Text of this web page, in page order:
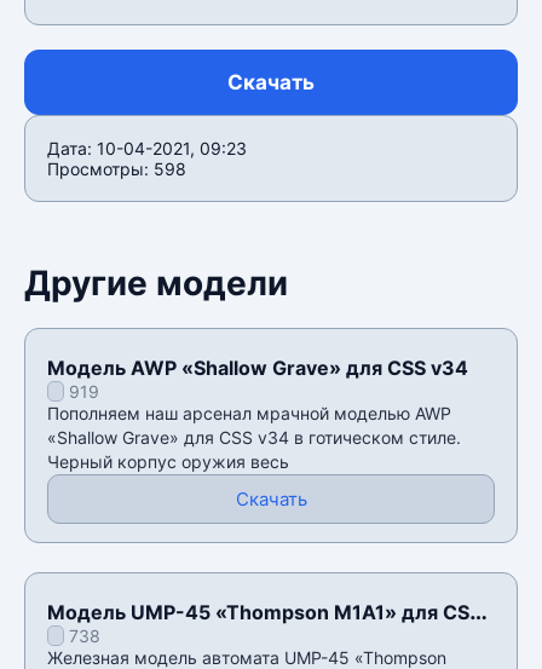
Скачать
Дата: 10-04-2021, 09:23
Просмотры: 598
Другие модели
Модель AWP «Shallow Grave» для CSS v34
919
Пополняем наш арсенал мрачной моделью AWP
«Shallow Grave» для CSS v34 в готическом стиле.
Черный корпус оружия весь
Скачать
Модель UMP-45 «Thompson M1A1» для CSS
v34738
Железная модель автомата UMP-45 «Thompson